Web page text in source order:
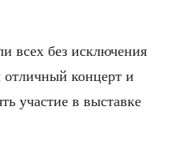
всех без исключения
отличный концерт и
участие в выставке